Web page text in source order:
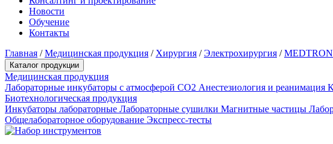
Новости
Обучение
Контакты
Главная /Медицинская продукция / Хирургия /Электрохирургия /
Каталог продукции
Медицинская продукция
Лабораторные инкубаторы с атмосферой CO2 Анестезиология и реанимация
Биотехнологическая продукция
Инкубаторы лабораторные Лабораторные сушилки Магнитные частицы
Общелабораторное оборудование Экспресс-тесты